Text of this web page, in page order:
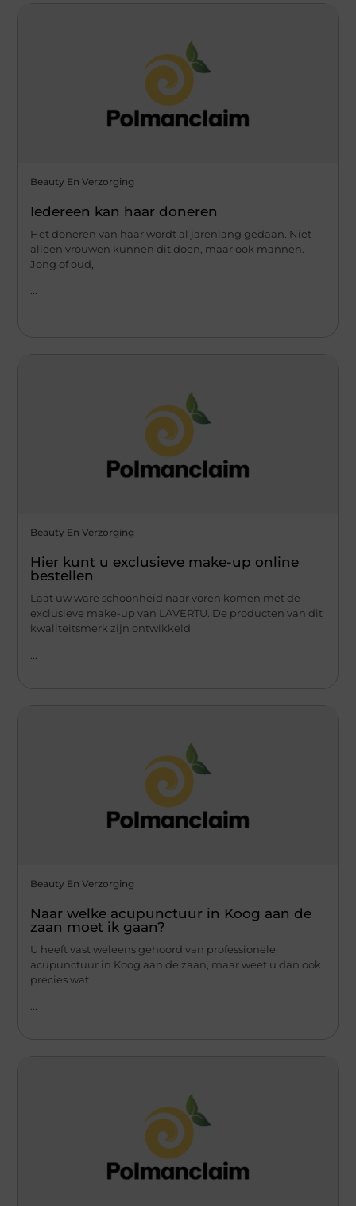
Beauty En Verzorging
Iedereen kan haar doneren
Het doneren van haar wordt al jarenlang gedaan. Niet
alleen vrouwen kunnen dit doen, maar ook mannen.
Jong of oud,
...
Beauty En Verzorging
Hier kunt u exclusieve make-up online
bestellen
Laat uw ware schoonheid naar voren komen met de
exclusieve make-up van LAVERTU. De producten van dit
kwaliteitsmerk zijn ontwikkeld
Beauty En Verzorging
Naar welke acupunctuur in Koog aan de
zaan moet ik gaan?
U heeft vast weleens gehoord van professionele
acupunctuur in Koog aan de zaan, maar weet u dan ook
precies wat
...